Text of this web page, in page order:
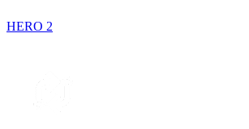
HERO 2